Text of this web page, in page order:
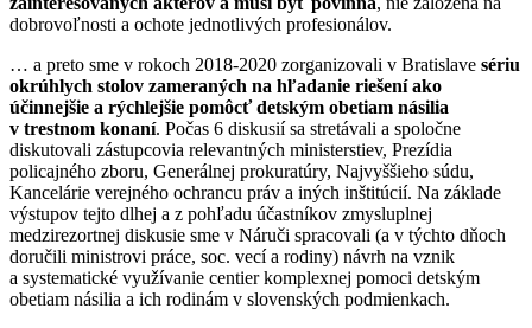
dobrovoľnosti a ochote jednotlivých profesionálov.
… a preto sme v rokoch 2018-2020 zorganizovali v Bratislave sériu
okrúhlych stolov zameraných na hľadanie riešení ako
účinnejšie a rýchlejšie pomôcť detským obetiam násilia
v trestnom konaní. Počas 6 diskusií sa stretávali a spoločne
diskutovali zástupcovia relevantných ministerstiev, Prezídia
policajného zboru, Generálnej prokuratúry, Najvyššieho súdu,
Kancelárie verejného ochrancu práv a iných inštitúcií. Na základe
výstupov tejto dlhej a z pohľadu účastníkov zmysluplnej
medzirezortnej diskusie sme v Náruči spracovali (a v týchto dňoch
doručili ministrovi práce, soc. vecí a rodiny) návrh na vznik
a systematické využívanie centier komplexnej pomoci detským
obetiam násilia a ich rodinám v slovenských podmienkach.